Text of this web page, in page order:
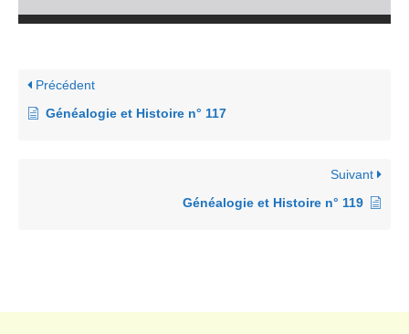
Précédent
Généalogie et Histoire n° 117
Suivant
Généalogie et Histoire n° 119